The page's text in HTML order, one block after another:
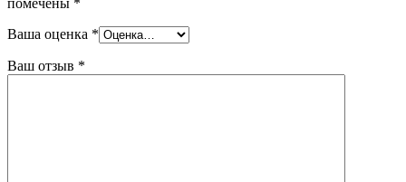
помечены *
Ваша оценка *
Ваш отзыв *